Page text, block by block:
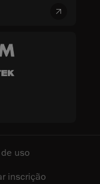
uso
inscrição